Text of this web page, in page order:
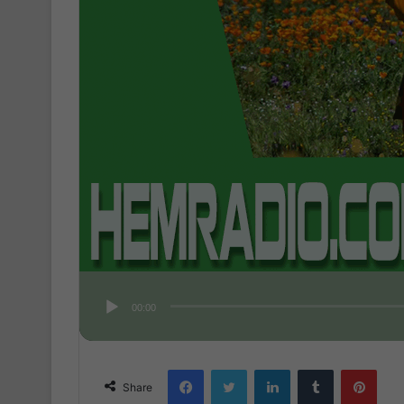
00:00
Share